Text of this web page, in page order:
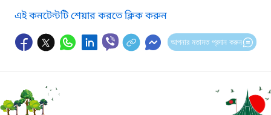
এই কনটেন্টটি শেয়ার করতে ক্লিক করুন
আপনার মতামত প্রদান করুন